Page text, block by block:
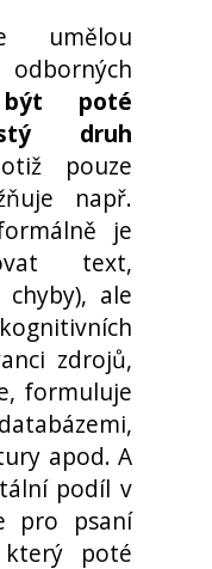
umělou
poté
druh
pouze
např.
je
text,
ale
zdrojů,
formuluje
apod. A
podíl v
pro psaní
poté